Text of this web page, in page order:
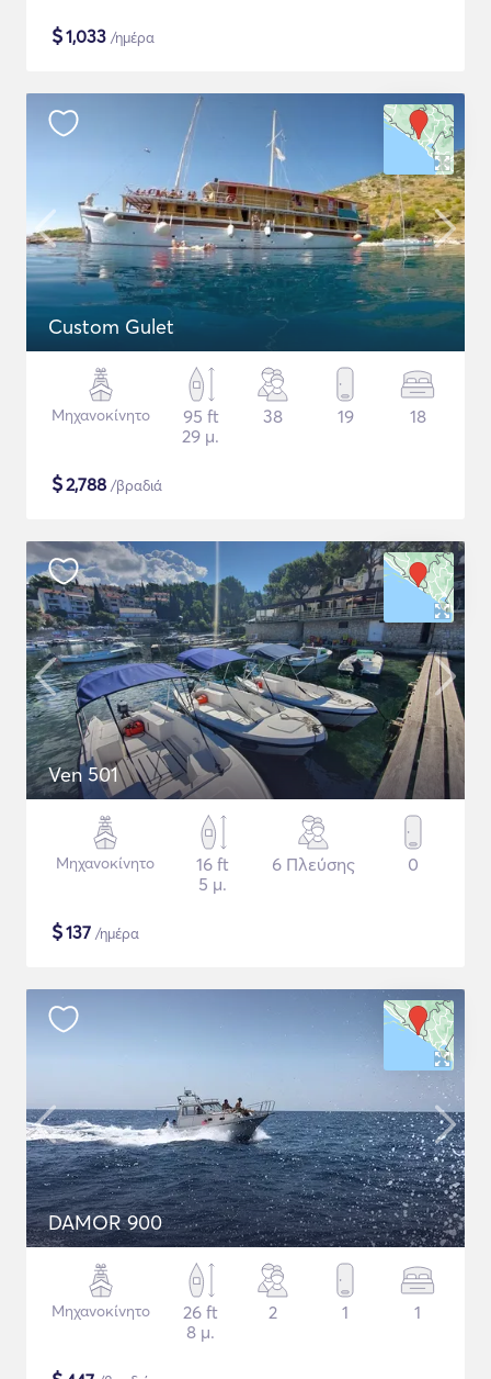
$1,033 /ημέρα
Custom Gulet
Μηχανοκίνητο
95 ft
29 μ.
38 19 18
$2,788 /βραδιά
Ven 501
Μηχανοκίνητο
16 ft
5 μ.
6 Πλεύσης 0
$137 /ημέρα
DAMOR 900
Μηχανοκίνητο
26 ft
8 μ.
2 1 1